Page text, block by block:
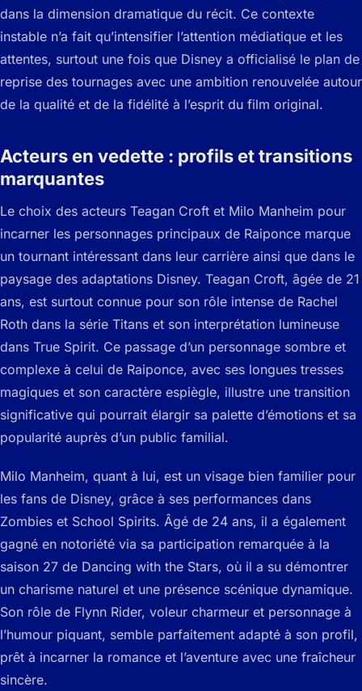
dans la dimension dramatique du récit. Ce contexte
instable n’a fait qu’intensifier l’attention médiatique et les
attentes, surtout une fois que Disney a officialisé le plan de
reprise des tournages avec une ambition renouvelée autour
de la qualité et de la fidélité à l’esprit du film original.
Acteurs en vedette : profils et transitions
marquantes
Le choix des acteurs Teagan Croft et Milo Manheim pour
incarner les personnages principaux de Raiponce marque
un tournant intéressant dans leur carrière ainsi que dans le
paysage des adaptations Disney. Teagan Croft, âgée de 21
ans, est surtout connue pour son rôle intense de Rachel
Roth dans la série Titans et son interprétation lumineuse
dans True Spirit. Ce passage d’un personnage sombre et
complexe à celui de Raiponce, avec ses longues tresses
magiques et son caractère espiègle, illustre une transition
significative qui pourrait élargir sa palette d’émotions et sa
popularité auprès d’un public familial.
Milo Manheim, quant à lui, est un visage bien familier pour
les fans de Disney, grâce à ses performances dans
Zombies et School Spirits. Âgé de 24 ans, il a également
gagné en notoriété via sa participation remarquée à la
saison 27 de Dancing with the Stars, où il a su démontrer
un charisme naturel et une présence scénique dynamique.
Son rôle de Flynn Rider, voleur charmeur et personnage à
l’humour piquant, semble parfaitement adapté à son profil,
prêt à incarner la romance et l’aventure avec une fraîcheur
sincère.